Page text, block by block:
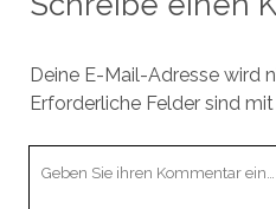
Deine E-Mail-Adresse wird
Erforderliche Felder sind mit